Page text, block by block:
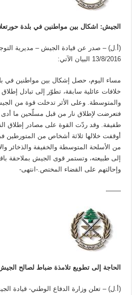
الجيش: اشكال بين مواطنين في بلدة
(أ.ل) – صدر عن قيادة الجيش – مديرية
13/8/2016 البيان الآتي:
مساء اليوم، حصل إشكال بين مواطنين في
خلافات عائلية سابقة، تطوّر إلى تبادل إطلاق
والمتوسطة. وعلى الأثر تدخلت قوة من
فتعرضت لإطلاق نار من قبل مسلّحين ما
طفيفة. وقد ردّت القوة على مصادر إطلاق
أوقفت خلالها ثلاثة أشخاص من
من الأسلحة المتوسطة والخفيفة والذخائر
إلى طبيعته، وتستمر قوى الجيش بملاحقة
وإحالتهم على القضاء المختص.-انتهى-
——-
الحاجة إلى تطويع تلامذة ضباط لصالح
(أ.ل) – تعلن وزارة الدفاع الوطني- قيادة